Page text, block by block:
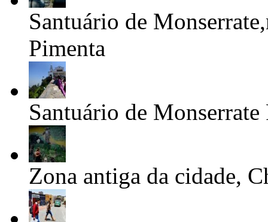
Santuário de
Pimenta
Santuário de Monserrate
Zona antiga da cidade,